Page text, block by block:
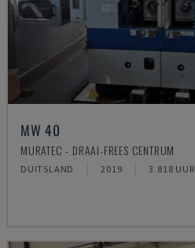
MW 40
MURATEC - DRAAI-FREES CENTRUM
DUITSLAND 2019 3.818 UUR